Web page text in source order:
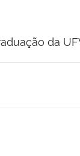
da